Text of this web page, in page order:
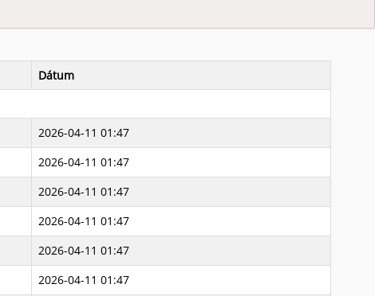
Dátum
2026-04-11 01:47
2026-04-11 01:47
2026-04-11 01:47
2026-04-11 01:47
2026-04-11 01:47
2026-04-11 01:47